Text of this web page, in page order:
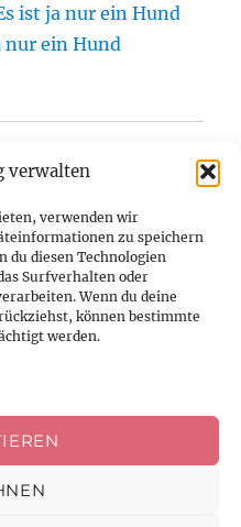
verwalten
verwenden wir
zu speichern
du diesen Technologien
Surfverhalten oder
Wenn du deine
können bestimmte
werden.
ist ja nur ein Hund
nur ein Hund